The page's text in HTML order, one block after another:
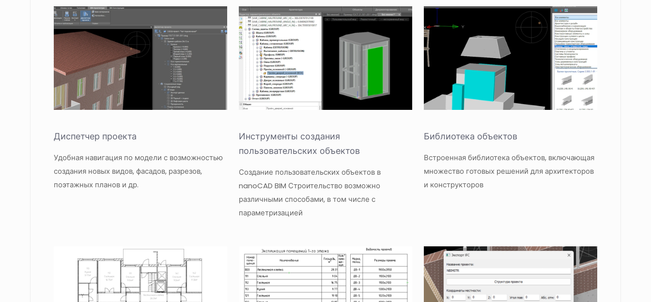
Диспетчер проекта
Удобная навигация по модели с возможностью
создания новых видов, фасадов, разрезов,
поэтажных планов и др.
Инструменты создания
пользовательских объектов
Создание пользовательских объектов в
nanoCAD BIM Строительство возможно
различными способами, в том числе с
параметризацией
Библиотека объектов
Встроенная библиотека объектов, включающая
множество готовых решений для архитекторов
и конструкторов